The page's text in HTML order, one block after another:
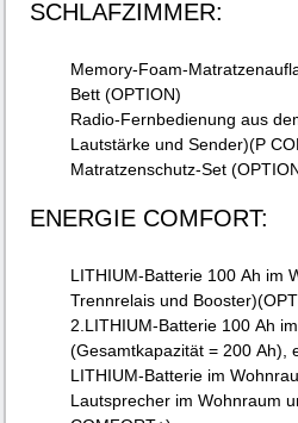
SCHLAFZIMMER:
Memory-Foam-
Bett (OPTION)
Radio-Fernbedienung aus
Lautstärke und Sender)(P
Matratzenschutz-Set
ENERGIE COMFORT:
LITHIUM-Batterie 100 Ah im
Trennrelais und
2.LITHIUM-Batterie 100 Ah
(Gesamtkapazität = 200 Ah),
LITHIUM-Batterie im
Lautsprecher im Wohnraum